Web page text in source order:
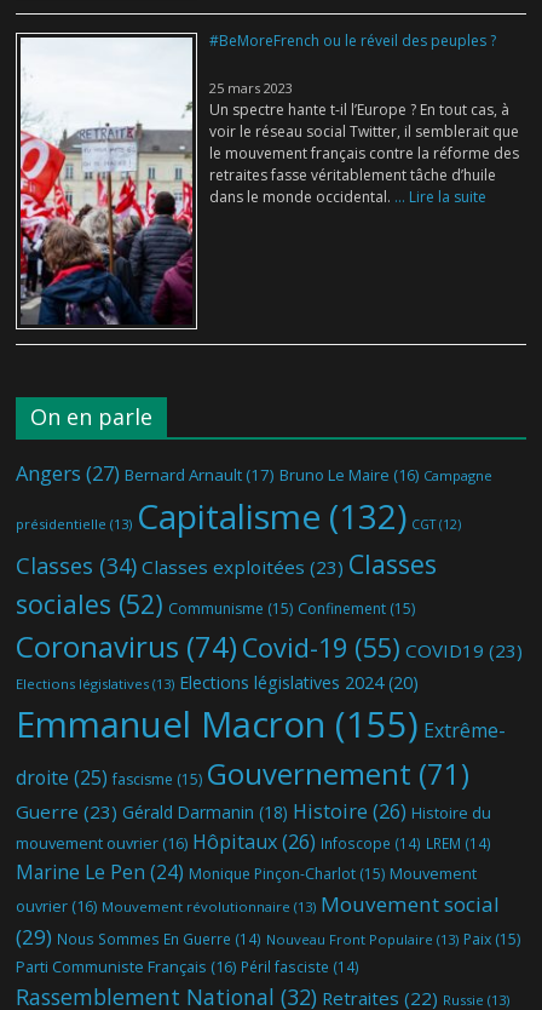
#BeMoreFrench ou le réveil des peuples ?
25 mars 2023
Un spectre hante t-il l’Europe ? En tout cas, à
voir le réseau social Twitter, il semblerait que
le mouvement français contre la réforme des
retraites fasse véritablement tâche d’huile
dans le monde occidental. ... Lire la suite
On en parle
Angers (27) Bernard Arnault (17) Bruno Le Maire (16) Campagne
présidentielle (13) Capitalisme (132) CGT(12)
Classes (34) Classes exploitées (23) Classes
sociales (52) Communisme (15) Confinement (15)
Coronavirus (74) Covid-19 (55) COVID19 (23)
Elections législatives (13) Elections législatives 2024(20)
Emmanuel Macron (155) Extrême-
droite (25) fascisme (15) Gouvernement (71)
Guerre (23) Gérald Darmanin (18) Histoire (26) Histoire du
mouvement ouvrier (16) Hôpitaux(26) Infoscope (14) LREM (14)
Marine Le Pen (24) Monique Pinçon-Charlot (15) Mouvement
ouvrier (16) Mouvement révolutionnaire (13) Mouvement social
(29) Nous Sommes En Guerre (14) Nouveau Front Populaire (13) Paix (15)
Parti Communiste Français (16) Péril fasciste (14)
Rassemblement National (32) Retraites (22) Russie (13)